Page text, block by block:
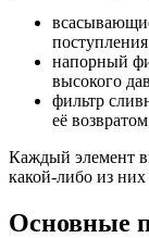
напорный
высокого
фильтр
её
Каждый элемент
какой-либо из них
Основные